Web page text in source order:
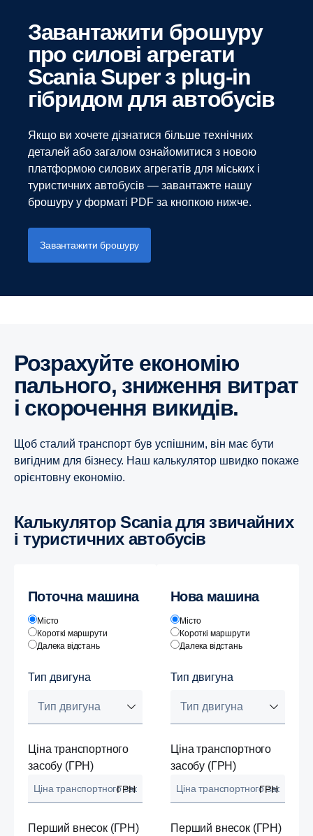
Завантажити брошуру
про силові агрегати
Scania Super з plug-in
гібридом для автобусів
Якщо ви хочете дізнатися більше технічних
деталей або загалом ознайомитися з новою
платформою силових агрегатів для міських і
туристичних автобусів — завантажте нашу
брошуру у форматі PDF за кнопкою нижче.
Завантажити брошуру
Розрахуйте економію
пального, зниження витрат
і скорочення викидів.
Щоб сталий транспорт був успішним, він має бути
вигідним для бізнесу. Наш калькулятор швидко покаже
орієнтовну економію.
Калькулятор Scania для звичайних
і туристичних автобусів
Поточна машина
Місто
Короткі маршрути
Далека відстань
Тип двигуна
Тип двигуна
Ціна транспортного
засобу (ГРН)
ГРН
Перший внесок (ГРН)
Нова машина
Місто
Короткі маршрути
Далека відстань
Тип двигуна
Тип двигуна
Ціна транспортного
засобу (ГРН)
ГРН
Перший внесок (ГРН)